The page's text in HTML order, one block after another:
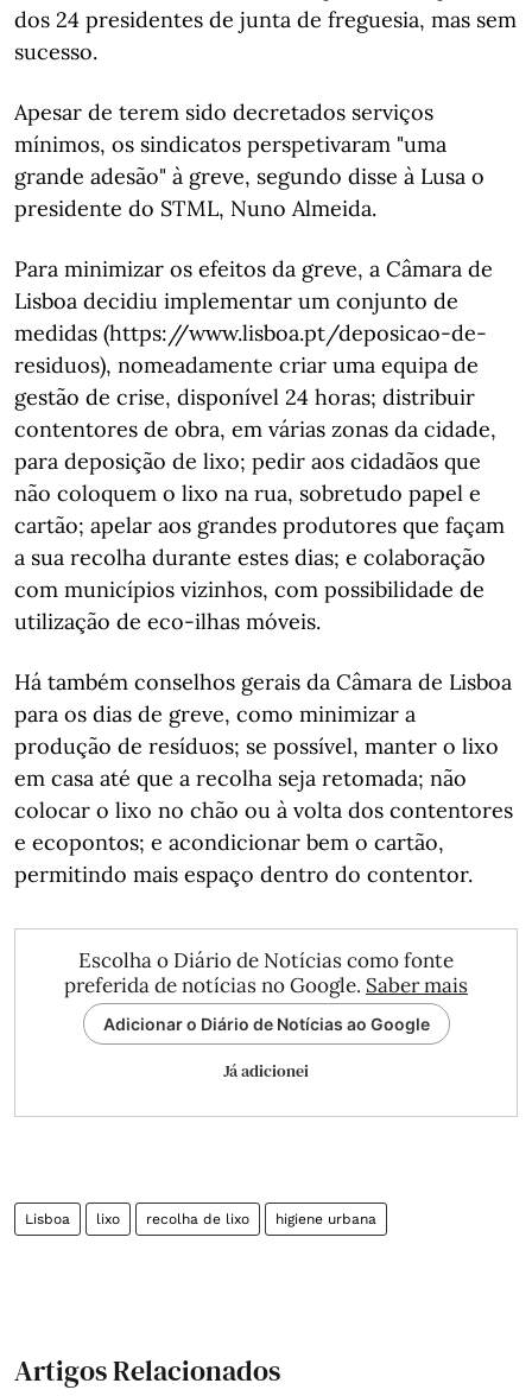
dos 24 presidentes de junta de freguesia, mas sem
sucesso.
Apesar de terem sido decretados serviços
mínimos, os sindicatos perspetivaram "uma
grande adesão" à greve, segundo disse à Lusa o
presidente do STML, Nuno Almeida.
Para minimizar os efeitos da greve, a Câmara de
Lisboa decidiu implementar um conjunto de
medidas (https://www.lisboa.pt/deposicao-de-
residuos), nomeadamente criar uma equipa de
gestão de crise, disponível 24 horas; distribuir
contentores de obra, em várias zonas da cidade,
para deposição de lixo; pedir aos cidadãos que
não coloquem o lixo na rua, sobretudo papel e
cartão; apelar aos grandes produtores que façam
a sua recolha durante estes dias; e colaboração
com municípios vizinhos, com possibilidade de
utilização de eco-ilhas móveis.
Há também conselhos gerais da Câmara de Lisboa
para os dias de greve, como minimizar a
produção de resíduos; se possível, manter o lixo
em casa até que a recolha seja retomada; não
colocar o lixo no chão ou à volta dos contentores
e ecopontos; e acondicionar bem o cartão,
permitindo mais espaço dentro do contentor.
Escolha o Diário de Notícias como fonte
preferida de notícias no Google. Saber mais
Adicionar o Diário de Notícias ao Google
Já adicionei
Lisboa lixo recolha de lixo higiene urbana
Artigos Relacionados